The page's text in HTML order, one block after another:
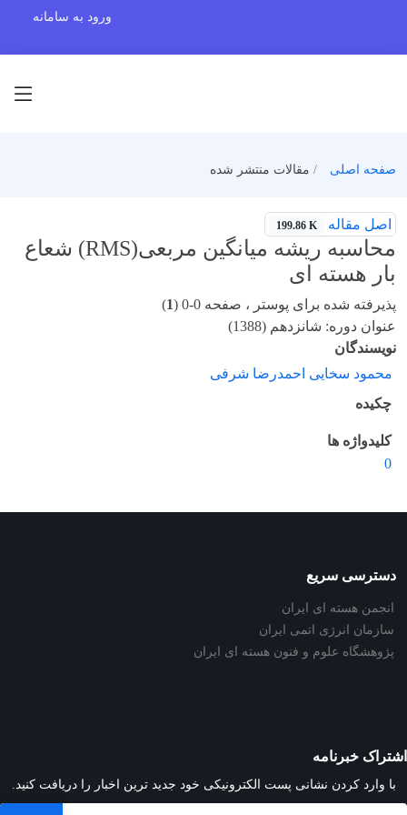
ورود به سامانه
صفحه اصلی مقالات منتشر شده
اصل مقاله 199.86 K
محاسبه ریشه میانگین مربعی(RMS) شعاع
بار هسته ای
پذیرفته شده برای پوستر ، صفحه 0-0 ( 1
)
عنوان دوره: شانزدهم (1388)
نویسندگان
محمود سخایی احمدرضا شرفی
چکیده
کلیدواژه ها
0
دسترسی سریع
انجمن هسته ای ایران
سازمان انرژی اتمی ایران
پژوهشگاه علوم و فنون هسته ای ایران
اشتراک خبرنامه
با وارد کردن نشانی پست الکترونیکی خود جدید ترین اخبار را دریافت کنید.